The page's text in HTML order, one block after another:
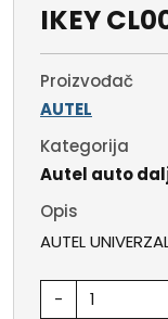
IKEY
Proizvođač
AUTEL
Kategorija
Autel auto
Opis
AUTEL
-